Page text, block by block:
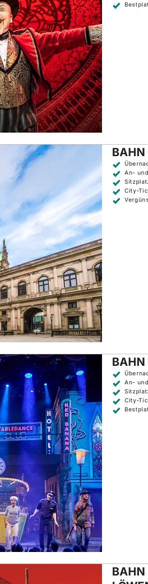
An-
City-
BAHN
An-
City-
BAHN